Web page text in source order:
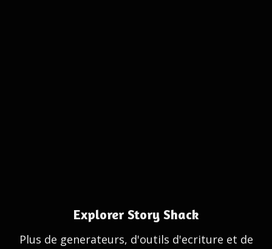
Explorer Story Shack
Plus de generateurs, d'outils d'ecriture et de